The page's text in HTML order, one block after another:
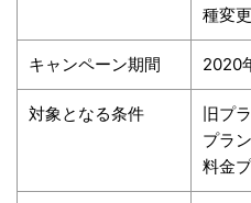
種変
キャンペーン期間 2020
対象となる条件
旧プ
プラ
料金